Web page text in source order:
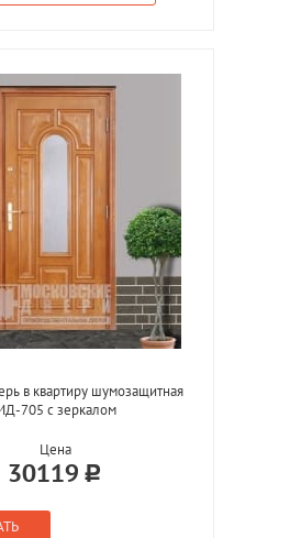
в квартиру шумозащитная
705 с зеркалом
Цена
30119